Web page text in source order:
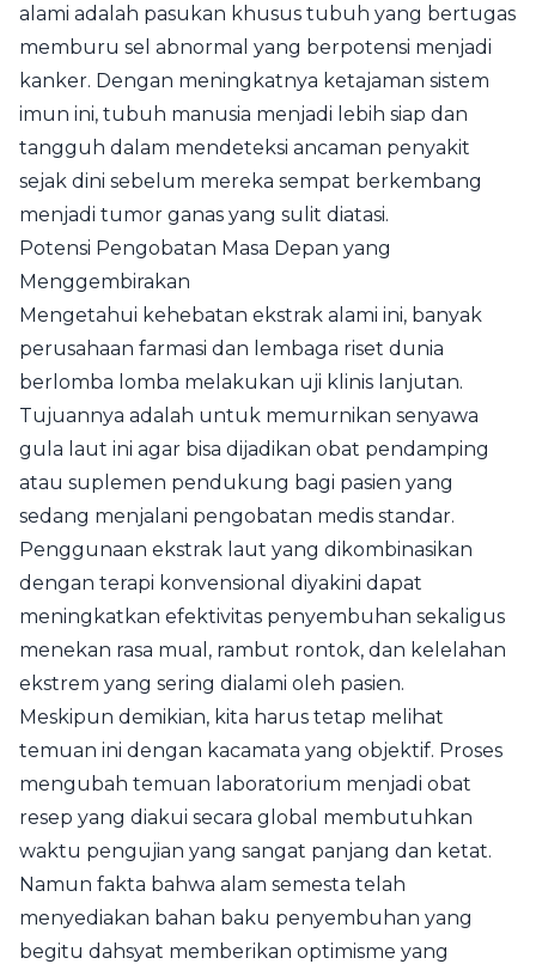
alami adalah pasukan khusus tubuh yang bertugas
memburu sel abnormal yang berpotensi menjadi
kanker. Dengan meningkatnya ketajaman sistem
imun ini, tubuh manusia menjadi lebih siap dan
tangguh dalam mendeteksi ancaman penyakit
sejak dini sebelum mereka sempat berkembang
menjadi tumor ganas yang sulit diatasi.
Potensi Pengobatan Masa Depan yang
Menggembirakan
Mengetahui kehebatan ekstrak alami ini, banyak
perusahaan farmasi dan lembaga riset dunia
berlomba lomba melakukan uji klinis lanjutan.
Tujuannya adalah untuk memurnikan senyawa
gula laut ini agar bisa dijadikan obat pendamping
atau suplemen pendukung bagi pasien yang
sedang menjalani pengobatan medis standar.
Penggunaan ekstrak laut yang dikombinasikan
dengan terapi konvensional diyakini dapat
meningkatkan efektivitas penyembuhan sekaligus
menekan rasa mual, rambut rontok, dan kelelahan
ekstrem yang sering dialami oleh pasien.
Meskipun demikian, kita harus tetap melihat
temuan ini dengan kacamata yang objektif. Proses
mengubah temuan laboratorium menjadi obat
resep yang diakui secara global membutuhkan
waktu pengujian yang sangat panjang dan ketat.
Namun fakta bahwa alam semesta telah
menyediakan bahan baku penyembuhan yang
begitu dahsyat memberikan optimisme yang